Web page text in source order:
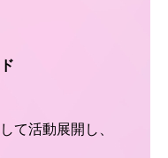
て活動展開し、